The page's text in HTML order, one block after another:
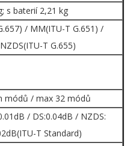
s baterií 2,21 kg
/ MM(ITU-T G.651) /
T G.655)
módů / max 32 módů
/ DS:0.04dB / NZDS:
T Standard)